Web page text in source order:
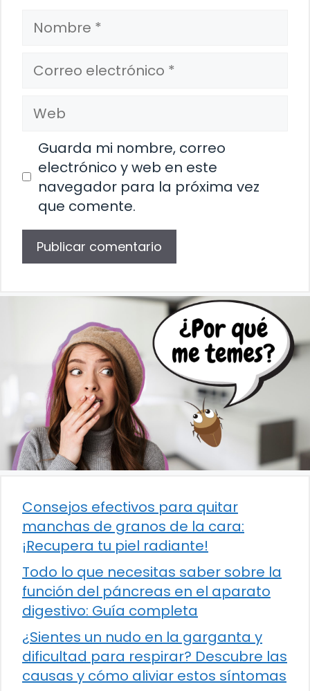
Nombre
Correo
electrónico
Web
Guarda mi nombre, correo
electrónico y web en este
navegador para la próxima vez
que comente.
Consejos efectivos para quitar
manchas de granos de la cara:
¡Recupera tu piel radiante!
Todo lo que necesitas saber sobre la
función del páncreas en el aparato
digestivo: Guía completa
¿Sientes un nudo en la garganta y
dificultad para respirar? Descubre las
causas y cómo aliviar estos síntomas